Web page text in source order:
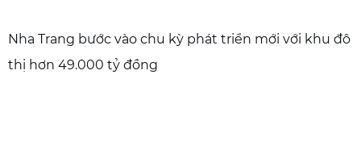
Nha Trang bước vào chu kỳ phát triển mới với khu đô
thị hơn 49.000 tỷ đồng